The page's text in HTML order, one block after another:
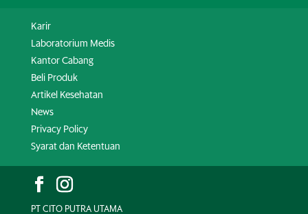
Karir
Laboratorium Medis
Kantor Cabang
Beli Produk
Artikel Kesehatan
News
Privacy Policy
Syarat dan Ketentuan
PT CITO PUTRA UTAMA